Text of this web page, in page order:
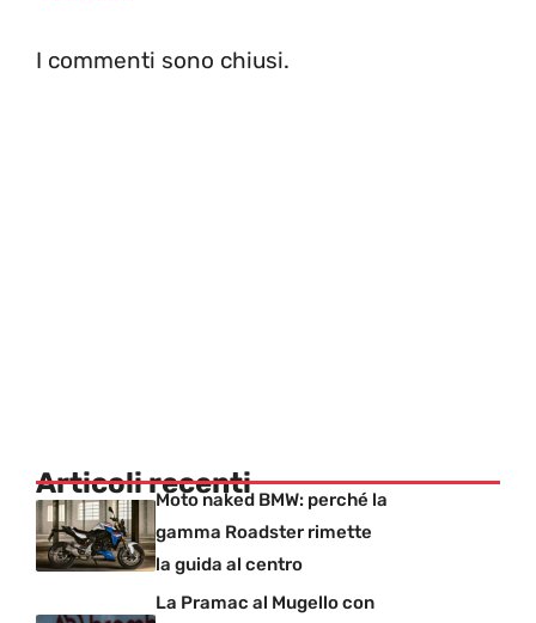
I commenti sono chiusi.
Articoli recentiMoto naked BMW: perché la
gamma Roadster rimette
la guida al centro
La Pramac al Mugello con